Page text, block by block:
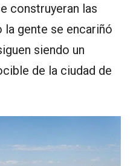
construyeran las
la gente se encariñó
siendo un
de la ciudad de